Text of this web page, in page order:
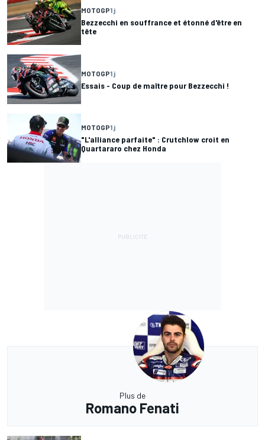
MOTOGP1 j
Bezzecchi en souffrance et étonné d'être en
tête
MOTOGP1 j
Essais - Coup de maître pour Bezzecchi !
MOTOGP1 j
"L'alliance parfaite" : Crutchlow croit en
Quartararo chez Honda
Plus de
Romano Fenati